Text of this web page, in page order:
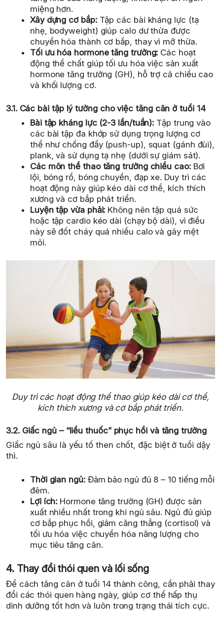
miệng hơn.
Xây dựng cơ bắp:Tập các bài kháng lực (tạ
nhẹ, bodyweight) giúp calo dư thừa được
chuyển hóa thành cơ bắp, thay vì mỡ thừa.
Tối ưu hóa hormone tăng trưởng: Các hoạt
động thể chất giúp tối ưu hóa việc sản xuất
hormone tăng trưởng (GH), hỗ trợ cả chiều cao
và khối lượng cơ.
3.1. Các bài tập lý tưởng cho việc tăng cân ở tuổi 14
Bài tập kháng lực (2-3 lần/tuần): Tập trung vào
các bài tập đa khớp sử dụng trọng lượng cơ
thể như chống đẩy (push-up), squat (gánh đùi),
plank, và sử dụng tạ nhẹ (dưới sự giám sát).
Các môn thể thao tăng trưởng chiều cao:Bơi
lội, bóng rổ, bóng chuyền, đạp xe. Duy trì các
hoạt động này giúp kéo dài cơ thể, kích thích
xương và cơ bắp phát triển.
Luyện tập vừa phải: Không nên tập quá sức
hoặc tập cardio kéo dài (chạy bộ dài), vì điều
này sẽ đốt cháy quá nhiều calo và gây mệt
mỏi.
Duy trì các hoạt động thể thao giúp kéo dài cơ thể,
kích thích xương và cơ bắp phát triển.
3.2. Giấc ngủ – “liều thuốc” phục hồi và tăng trưởng
Giấc ngủ sâu là yếu tố then chốt, đặc biệt ở tuổi dậy
thì.
Thời gian ngủ:Đảm bảo ngủ đủ 8 – 10 tiếng mỗi
đêm.
Lợi ích: Hormone tăng trưởng (GH) được sản
xuất nhiều nhất trong khi ngủ sâu. Ngủ đủ giúp
cơ bắp phục hồi, giảm căng thẳng (cortisol) và
tối ưu hóa việc chuyển hóa năng lượng cho
mục tiêu tăng cân.
4. Thay đổi thói quen và lối sống
Để cách tăng cân ở tuổi 14 thành công, cần phải thay
đổi các thói quen hàng ngày, giúp cơ thể hấp thụ
dinh dưỡng tốt hơn và luôn trong trạng thái tích cực.